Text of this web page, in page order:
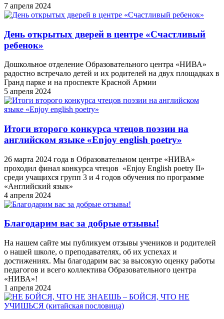
7 апреля 2024
День открытых дверей в центре «Счастливый
ребенок»
Дошкольное отделение Образовательного центра «НИВА»
радостно встречало детей и их родителей на двух площадках в
Гранд парке и на проспекте Красной Армии
5 апреля 2024
Итоги второго конкурса чтецов поэзии на
английском языке «Enjoy english poetry»
26 марта 2024 года в Образовательном центре «НИВА»
проходил финал конкурса чтецов «Enjoy English poetry II»
среди учащихся групп 3 и 4 годов обучения по программе
«Английский язык»
4 апреля 2024
Благодарим вас за добрые отзывы!
На нашем сайте мы публикуем отзывы учеников и родителей
о нашей школе, о преподавателях, об их успехах и
достижениях. Мы благодарим вас за высокую оценку работы
педагогов и всего коллектива Образовательного центра
«НИВА»!
1 апреля 2024